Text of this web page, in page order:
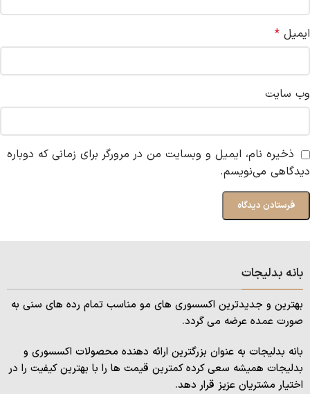
ایمیل *
وب‌ سایت
ذخیره نام، ایمیل و وبسایت من در مرورگر برای زمانی که دوباره
دیدگاهی می‌نویسم.
بانه بدلیجات
بهترین و جدیدترین اکسسوری های مو مناسب تمام رده های سنی به
صورت عمده عرضه می گردد.
بانه بدلیجات به عنوان بزرگترین ارائه دهنده محصولات اکسسوری و
بدلیجات همیشه سعی کرده کمترین قیمت ها را با بهترین کیفیت را در
اختیار مشتریان عزیز قرار دهد.